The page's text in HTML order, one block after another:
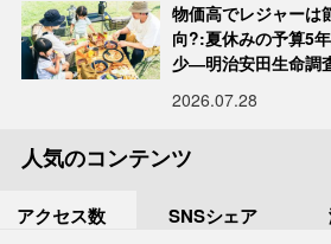
物価高でレジャーは
向?:夏休みの予算5
少―明治安田生命調
2026.07.28
人気のコンテンツ
アクセス数 SNSシェア